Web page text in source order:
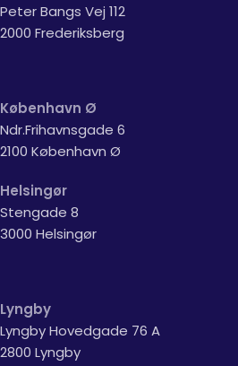
Peter Bangs Vej 112
2000 Frederiksberg
København Ø
Ndr.Frihavnsgade 6
2100 København Ø
Helsingør
Stengade 8
3000 Helsingør
Lyngby
Lyngby Hovedgade 76 A
2800 Lyngby